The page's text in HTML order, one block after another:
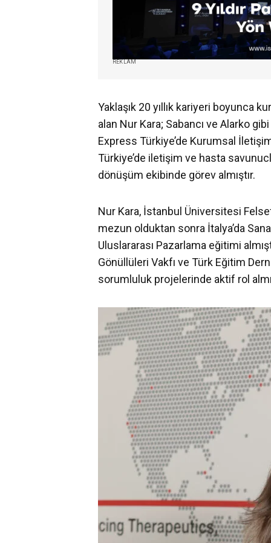
REKLAM
Yaklaşık 20 yıllık kariyeri boyunca
alan Nur Kara; Sabancı ve Alarko
Express Türkiye’de Kurumsal İletişim
Türkiye’de iletişim ve hasta
dönüşüm ekibinde görev almıştır.
Nur Kara, İstanbul Üniversitesi
mezun olduktan sonra İtalya’da
Uluslararası Pazarlama eğitimi
Gönüllüleri Vakfı ve Türk Eğitim
sorumluluk projelerinde aktif rol